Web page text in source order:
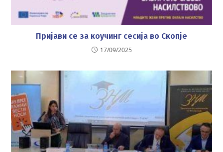
Пријави се за коучинг сесија во Скопје
17/09/2025